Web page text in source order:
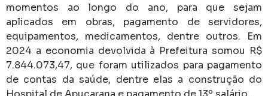
momentos ao longo do ano, para que sejam
aplicados em obras, pagamento de servidores,
equipamentos, medicamentos, dentre outros. Em
2024 a economia devolvida à Prefeitura somou R$
7.844.073,47, que foram utilizados para pagamento
de contas da saúde, dentre elas a construção do